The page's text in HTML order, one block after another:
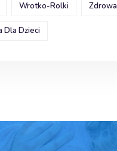
Wrotko-Rolki Zdrowa
Dla Dzieci